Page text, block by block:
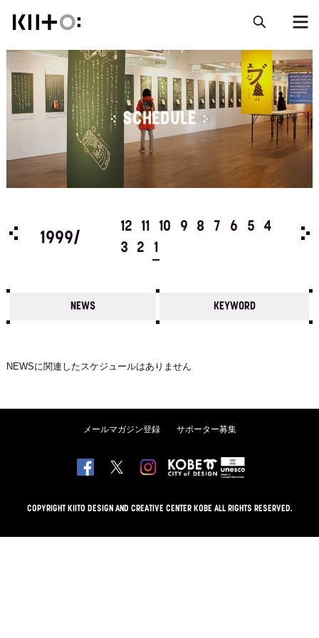
SCHEDULE
4
1999/
12 11 10 9 8 7 6 5
4
3
2 1
NEWS KEYWORD
NEWSに関連したスケジュールはありません
メールマガジン登録 サポーター募集
COPYRIGHT KIITO DESIGN AND CREATIVE CENTER KOBE ALL RIGHTS RESERVED.